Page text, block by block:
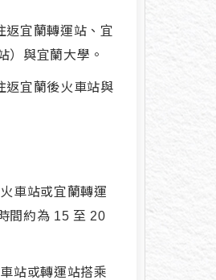
返宜蘭轉運站、宜
）與宜蘭大學。
返宜蘭後火車站與
車站或宜蘭轉運
間約為 15 至 20
站或轉運站搭乘